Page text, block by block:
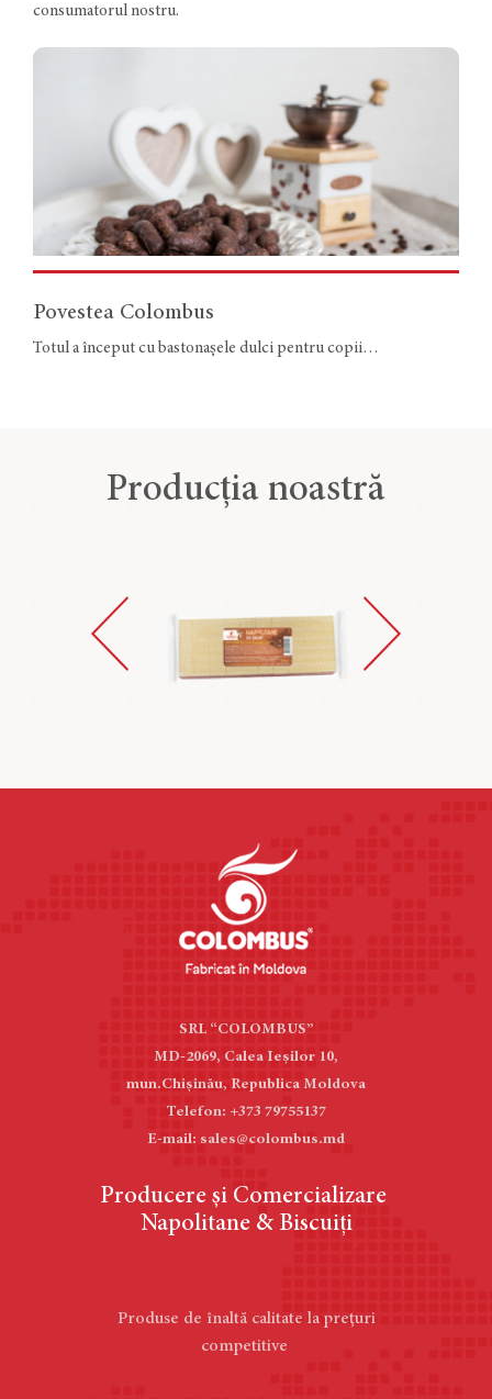
consumatorul nostru.
Povestea Colombus
Totul a început cu bastonașele dulci pentru copii…
Producția noastră
SRL “COLOMBUS”
MD-2069, Calea Ieşilor 10,
mun.Chișinău, Republica Moldova
Telefon: +373 79755137
E-mail: sales@colombus.md
Producere și Comercializare
Napolitane & Biscuiți
Produse de înaltă calitate la prețuri
competitive